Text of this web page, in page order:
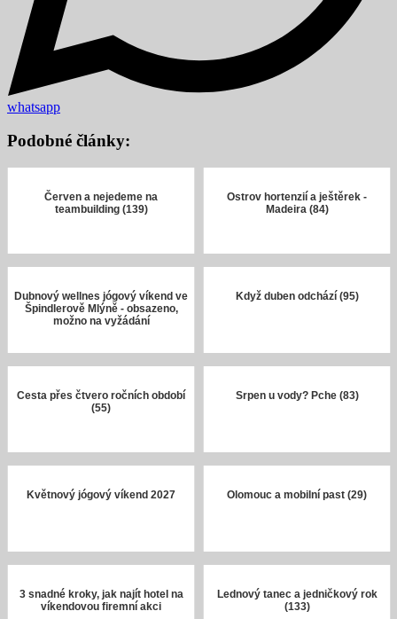
whatsapp
Podobné články:
Červen a nejedeme na
teambuilding (139)
Ostrov hortenzií a ještěrek -
Madeira (84)
Dubnový wellnes jógový víkend ve
Špindlerově Mlýně - obsazeno,
možno na vyžádání
Když duben odchází (95)
Cesta přes čtvero ročních období
(55)
Srpen u vody? Pche (83)
Květnový jógový víkend 2027 Olomouc a mobilní past (29)
3 snadné kroky, jak najít hotel na
víkendovou firemní akci
Lednový tanec a jedničkový rok
(133)